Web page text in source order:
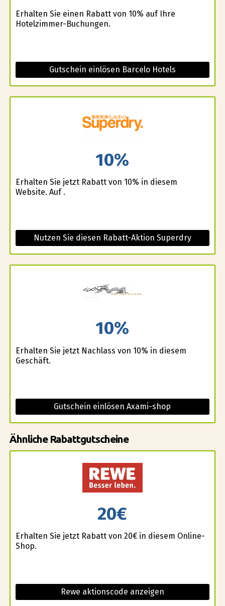
Erhalten Sie einen Rabatt von 10% auf Ihre
Hotelzimmer-Buchungen.
Gutschein einlösen Barcelo Hotels
10%
Erhalten Sie jetzt Rabatt von 10% in diesem
Website. Auf .
Nutzen Sie diesen Rabatt-Aktion Superdry
10%
Erhalten Sie jetzt Nachlass von 10% in diesem
Geschäft.
Gutschein einlösen Axami-shop
Ähnliche Rabattgutscheine
20€
Erhalten Sie jetzt Rabatt von 20€ in diesem Online-
Shop.
Rewe aktionscode anzeigen